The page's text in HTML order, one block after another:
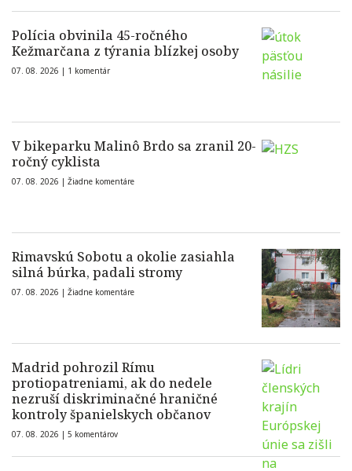
Polícia obvinila 45-ročného
Kežmarčana z týrania blízkej osoby
07. 08. 2026 | 1 komentár
V bikeparku Malinô Brdo sa zranil 20-
ročný cyklista
07. 08. 2026 | Žiadne komentáre
Rimavskú Sobotu a okolie zasiahla
silná búrka, padali stromy
07. 08. 2026 | Žiadne komentáre
Madrid pohrozil Rímu
protiopatreniami, ak do nedele
nezruší diskriminačné hraničné
kontroly španielskych občanov
07. 08. 2026 | 5 komentárov